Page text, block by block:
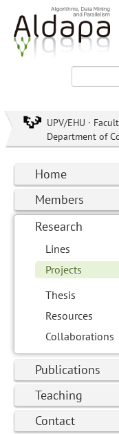
UPV/EHU ·
Department of
Home
Members
Research
Lines
Projects
Thesis
Resources
Collaborations
Publications
Teaching
Contact